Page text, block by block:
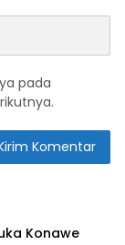
pada
Konawe